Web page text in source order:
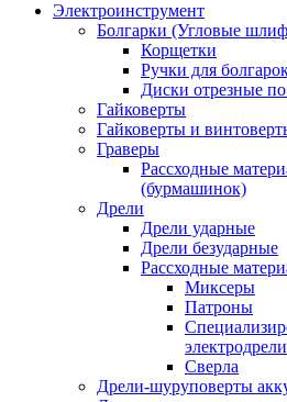
Электроинструмент
Болгарки (Угловые
Корщетки
Ручки для
Диски отрезные
Гайковерты
Гайковерты и
Граверы
Рассходные
(бурмашинок)
Дрели
Дрели ударные
Дрели безударные
Рассходные
Миксеры
Патроны
электродрели
Сверла
Дрели-шуруповерты